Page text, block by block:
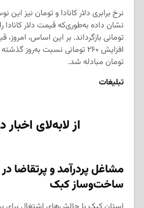
نرخ برابری دلار کانادا و تومان نیز این
تومانی بازگرداند. بر این اساس، امروز،
تومان مبادله شد.
تبلیغات
از لابه‌لای اخبار
مشاغل پردرآمد و پرتقاضا
ساخت‌وساز کبک